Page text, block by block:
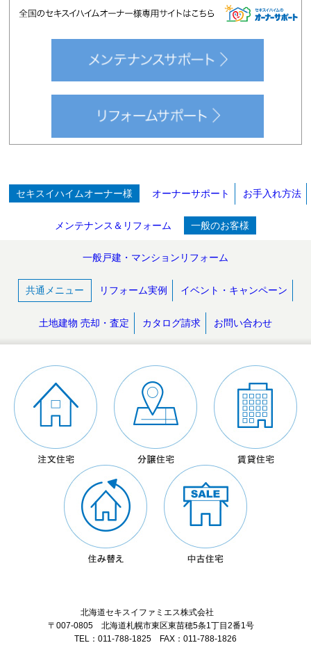
セキスイハイムオーナー様 オーナーサポート お手入れ方法
メンテナンス＆リフォーム 一般のお客様
一般戸建・マンションリフォーム
共通メニュー リフォーム実例 イベント・キャンペーン
土地建物 売却・査定 カタログ請求 お問い合わせ
北海道セキスイファミエス株式会社
〒007-0805 北海道札幌市東区東苗穂5条1丁目2番1号
TEL：011-788-1825 FAX：011-788-1826